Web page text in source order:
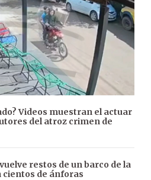
Videos muestran el actuar
del atroz crimen de
restos de un barco de la
cientos de ánforas